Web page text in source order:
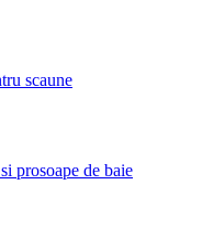
scaune
prosoape de baie